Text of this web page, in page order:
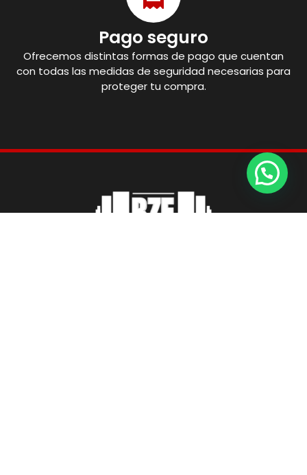
Pago seguro
Ofrecemos distintas formas de pago que cuentan
con todas las medidas de seguridad necesarias para
proteger tu compra.